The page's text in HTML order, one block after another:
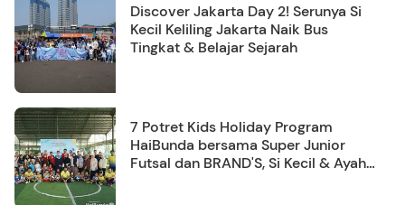
Discover Jakarta Day 2! Serunya Si
Kecil Keliling Jakarta Naik Bus
Tingkat & Belajar Sejarah
7 Potret Kids Holiday Program
HaiBunda bersama Super Junior
Futsal dan BRAND'S, Si Kecil & Ayah